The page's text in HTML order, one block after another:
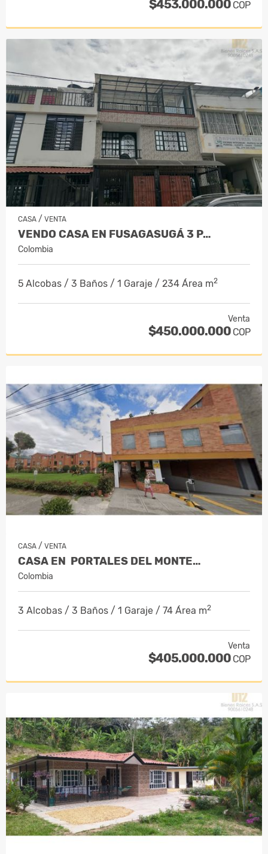
$453.000.000 COP
CASA / VENTA
VENDO CASA EN FUSAGASUGÁ 3 P…
Colombia
5 Alcobas / 3 Baños / 1 Garaje / 234 Área m2
Venta
$450.000.000 COP
CASA / VENTA
CASA EN PORTALES DEL MONTE…
Colombia
3 Alcobas / 3 Baños / 1 Garaje / 74 Área m2
Venta
$405.000.000 COP